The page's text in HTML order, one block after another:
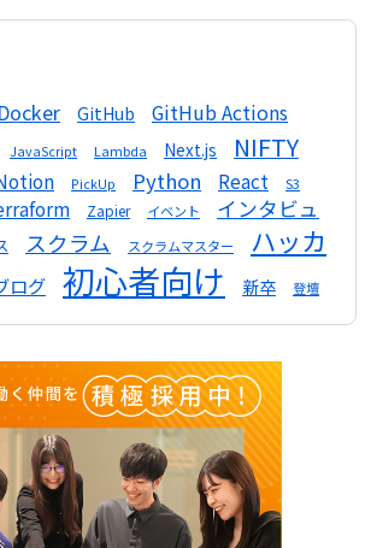
Docker GitHub GitHub Actions
JavaScript Lambda Next.js
NIFTY
PickUp Python React S3
Zapier イベント
インタビュ
スクラム スクラムマスター
ハッカ
ログ 初心者向け 新卒 登壇